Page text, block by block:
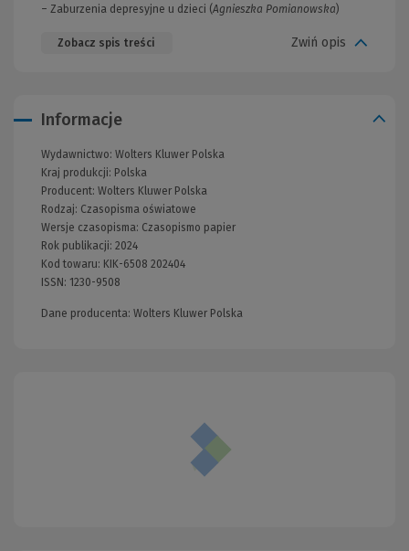
– Zaburzenia depresyjne u dzieci (Agnieszka Pomianowska)
Zobacz spis treści Zwiń opis
Informacje
Wydawnictwo: Wolters Kluwer Polska
Kraj produkcji: Polska
Producent: Wolters Kluwer Polska
Rodzaj: Czasopisma oświatowe
Wersje czasopisma: Czasopismo papier
Rok publikacji: 2024
Kod towaru: KIK-6508 202404
ISSN: 1230-9508
Dane producenta: Wolters Kluwer Polska